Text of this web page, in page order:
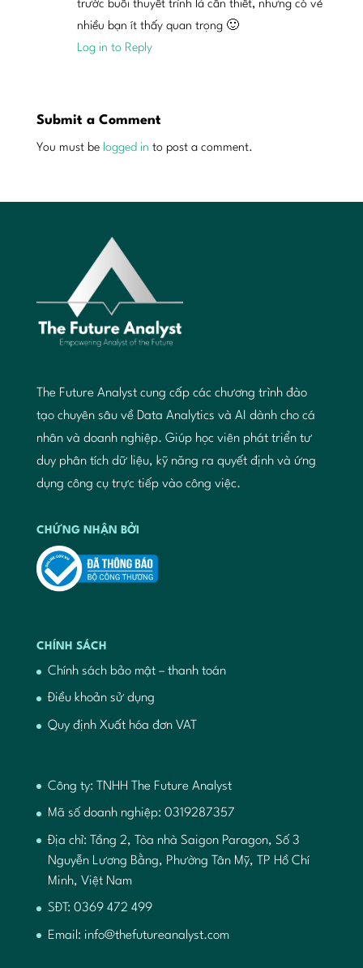
trước buổi thuyết trình là cần thiết, nhưng có vẻ
nhiều bạn ít thấy quan trọng 🙂
Log in to Reply
Submit a Comment
You must be logged in to post a comment.
The Future Analyst cung cấp các chương trình đào
tạo chuyên sâu về Data Analytics và AI dành cho cá
nhân và doanh nghiệp. Giúp học viên phát triển tư
duy phân tích dữ liệu, kỹ năng ra quyết định và ứng
dụng công cụ trực tiếp vào công việc.
CHỨNG NHẬN BỞI
CHÍNH SÁCH
Chính sách bảo mật – thanh toán
Điều khoản sử dụng
Quy định Xuất hóa đơn VAT
Công ty: TNHH The Future Analyst
Mã số doanh nghiệp: 0319287357
Địa chỉ: Tầng 2, Tòa nhà Saigon Paragon, Số 3
Nguyễn Lương Bằng, Phường Tân Mỹ, TP Hồ Chí
Minh, Việt Nam
SĐT: 0369 472 499
Email: info@thefutureanalyst.com